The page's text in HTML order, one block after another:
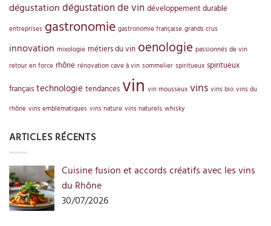
dégustation dégustation de vin développement durable
entreprises gastronomie gastronomie française grands crus
innovation mixologie métiers du vin oenologie passionnés de vin
retour en force rhône rénovation cave à vin sommelier spiritueux spiritueux
français technologie tendances vin vin mousseux vins vins bio vins du
rhône vins emblématiques vins nature vins naturels whisky
ARTICLES RÉCENTS
Cuisine fusion et accords créatifs avec les vins
du Rhône
30/07/2026